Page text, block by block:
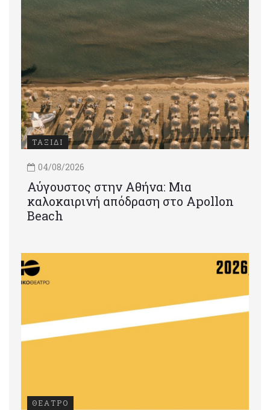
ΤΑΞΙΔΙ
04/08/2026
Αύγουστος στην Αθήνα: Μια
καλοκαιρινή απόδραση στο Apollon
Beach
ΘΕΑΤΡΟ